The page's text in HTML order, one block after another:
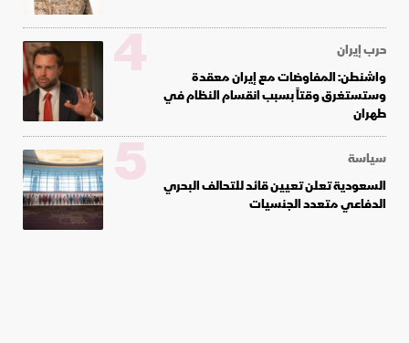
حرب إيران
واشنطن: المفاوضات مع إيران معقدة
وستستغرق وقتاً بسبب انقسام النظام في
طهران
4
سياسة
السعودية تعلن تعيين قائد للتحالف البحري
الدفاعي متعدد الجنسيات
5